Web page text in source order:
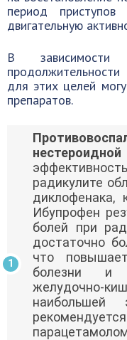
период приступов
двигательную
В зависимости
для этих целей
препаратов.
радикулите
диклофенака,
Ибупрофен
болей при
достаточно
что
болезни и
наибольшей